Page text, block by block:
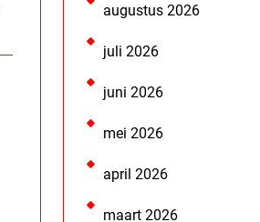
augustus 2026
juli 2026
juni 2026
mei 2026
april 2026
maart 2026